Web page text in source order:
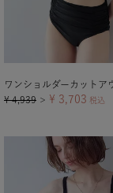
¥ 4,939 ＞ ¥ 3,703 税込